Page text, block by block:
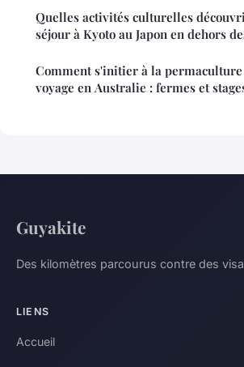
Quelles activités culturelles
séjour à Kyoto au Japon en dehors
Comment s'initier à la
voyage en Australie : fermes et
Guyakite
Des kilomètres parcourus contre des
LIENS
Accueil